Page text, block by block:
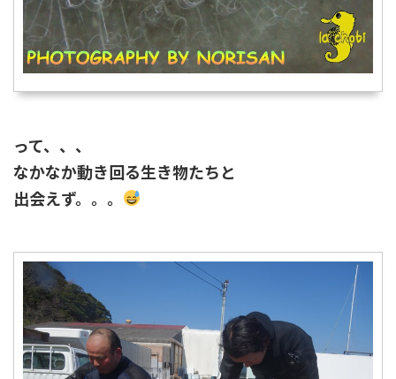
って、、、
なかなか動き回る生き物たちと
出会えず。。。